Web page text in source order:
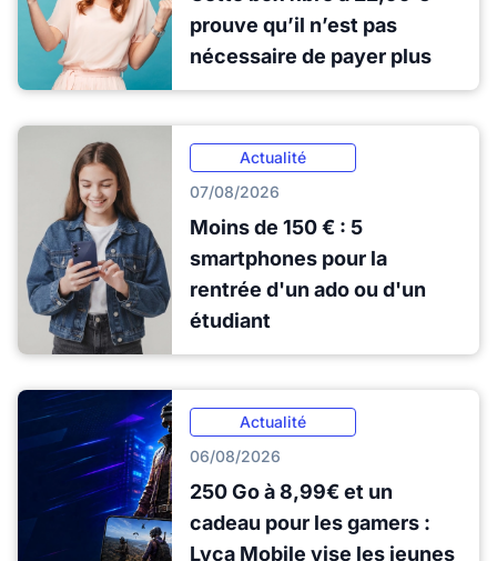
prouve qu’il n’est pas
nécessaire de payer plus
Actualité
07/08/2026
Moins de 150 € : 5
smartphones pour la
rentrée d'un ado ou d'un
étudiant
Actualité
06/08/2026
250 Go à 8,99€ et un
cadeau pour les gamers :
Lyca Mobile vise les jeunes